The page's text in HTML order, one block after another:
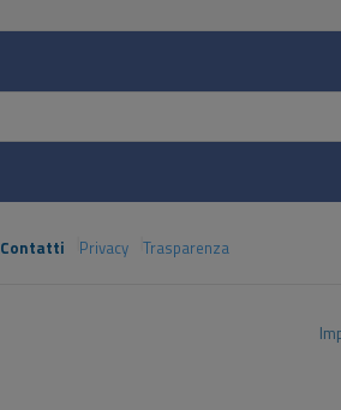
Contatti Privacy Trasparenza